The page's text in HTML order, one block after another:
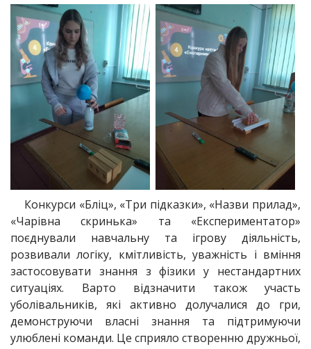
Конкурси «Бліц», «Три підказки», «Назви прилад»,
«Чарівна скринька» та «Експериментатор»
поєднували навчальну та ігрову діяльність,
розвивали логіку, кмітливість, уважність і вміння
застосовувати знання з фізики у нестандартних
ситуаціях. Варто відзначити також участь
уболівальників, які активно долучалися до гри,
демонструючи власні знання та підтримуючи
улюблені команди. Це сприяло створенню дружньої,